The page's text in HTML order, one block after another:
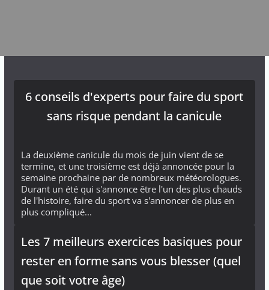
6 conseils d'experts pour faire du sport
sans risque pendant la canicule
La deuxième canicule du mois de juin vient de se
termine, et une troisième est déjà annoncée pour la
semaine prochaine par de nombreux météorologues.
Durant un été qui s'annonce être l'un des plus chauds
de l'histoire, faire du sport va s'annoncer de plus en
plus compliqué...
Les 7 meilleurs exercices basiques pour
rester en forme sans vous blesser (quel
que soit votre âge)